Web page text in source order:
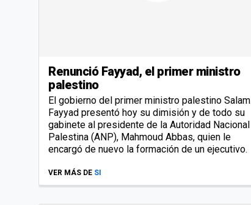
Renunció Fayyad, el primer ministro
palestino
El gobierno del primer ministro palestino Salam
Fayyad presentó hoy su dimisión y de todo su
gabinete al presidente de la Autoridad Nacional
Palestina (ANP), Mahmoud Abbas, quien le
encargó de nuevo la formación de un ejecutivo.
VER MÁS DE SI